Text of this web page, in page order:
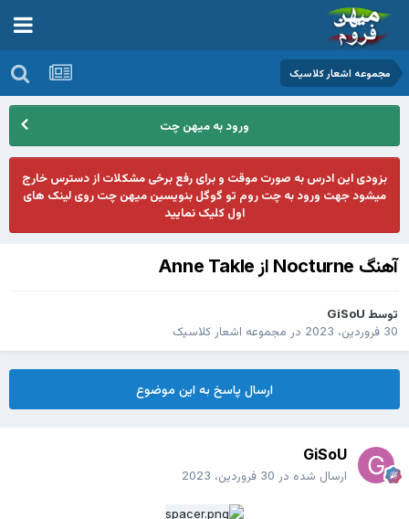
مجموعه اشعار کلاسیک
ورود به میهن چت
بزودی این ادرس به صورت موقت و برای رفع برخی مشکلات از دسترس خارج
میشود جهت ورود به چت روم تو گوگل بنویسین میهن چت روی لینک های
اول کلیک نمایید
آهنگ Nocturne از Anne Takle
توسط GiSoU
30 فروردین، 2023
در مجموعه اشعار کلاسیک
ارسال پاسخ به این موضوع
GiSoU
ارسال شده در 30 فروردین، 2023